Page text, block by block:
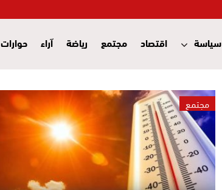
سياسة اقتصاد مجتمع رياضة آراء حوارات
مجتمع